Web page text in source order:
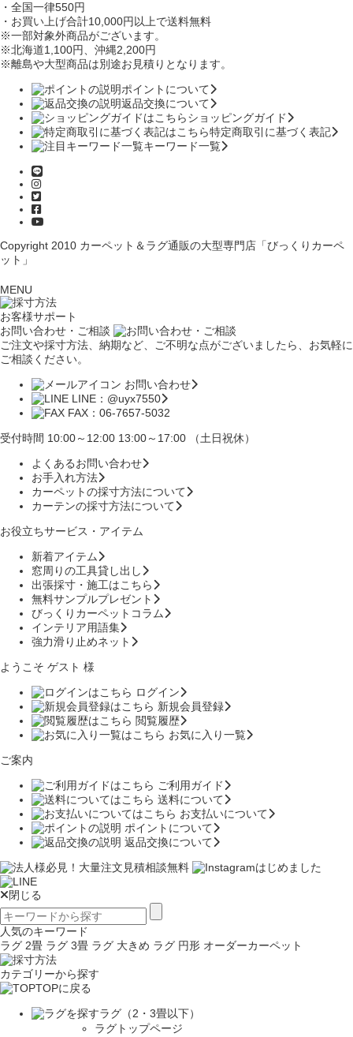
・全国一律550円
・お買い上げ合計10,000円 以上で送料無料
※一部対象外商品がございます。
※北海道1,100円、沖縄2,200円
※離島や大型商品は別途お見積りとなります。
ポイントについて
返品交換について
ショッピングガイド
特定商取引に基づく表記
キーワード一覧
Copyright 2010 カーペット＆ラグ通販の大型専門店「びっくりカーペ
ット」
MENU
お客様サポート
お問い合わせ・ご相談
ご注文や採寸方法、納期など、ご不明な点がございましたら、お気軽に
ご相談ください。
お問い合わせ
LINE：@uyx7550
FAX：06-7657-5032
受付時間 10:00～12:00 13:00～17:00 （土日祝休）
よくあるお問い合わせ
お手入れ方法
カーペットの採寸方法について
カーテンの採寸方法について
お役立ちサービス・アイテム
新着アイテム
窓周りの工具貸し出し
出張採寸・施工はこちら
無料サンプルプレゼント
びっくりカーペットコラム
インテリア用語集
強力滑り止めネット
ようこそ ゲスト 様
ログイン
新規会員登録
閲覧履歴
お気に入り一覧
ご案内
ご利用ガイド
送料について
お支払いについて
ポイントについて
返品交換について
閉じる
人気のキーワード
ラグ 2畳 ラグ 3畳 ラグ 大きめ ラグ 円形 オーダーカーペット
カテゴリーから探す
TOPに戻る
ラグ（2・3畳以下）
ラグトップページ